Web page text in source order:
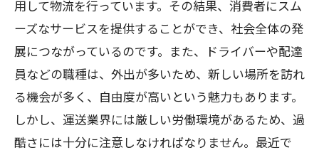
用して物流を行っています。その結果、消費者にスム
ーズなサービスを提供することができ、社会全体の発
展につながっているのです。また、ドライバーや配達
員などの職種は、外出が多いため、新しい場所を訪れ
る機会が多く、自由度が高いという魅力もあります。
しかし、運送業界には厳しい労働環境があるため、過
酷さには十分に注意しなければなりません。最近で